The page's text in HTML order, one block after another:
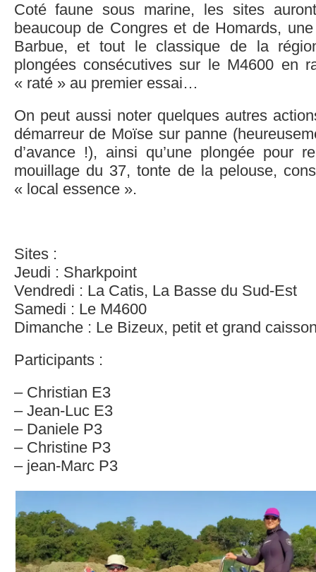
Coté faune sous marine, les sites
beaucoup de Congres et de Homards,
Barbue, et tout le classique de la
plongées consécutives sur le M4600 en
« raté » au premier essai…
On peut aussi noter quelques autres
démarreur de Moïse sur panne
d’avance !), ainsi qu’une plongée pour
mouillage du 37, tonte de la pelouse,
« local essence ».
Sites :
Jeudi : Sharkpoint
Vendredi : La Catis, La Basse du Sud-Est
Samedi : Le M4600
Dimanche : Le Bizeux, petit et grand
Participants :
– Christian E3
– Jean-Luc E3
– Daniele P3
– Christine P3
– jean-Marc P3